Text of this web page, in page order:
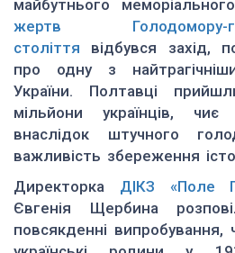
майбутнього
жертв
століття відбувся захід,
про одну з
України. Полтавці
мільйони українців,
внаслідок штучного
важливість збереження
Директорка ДІКЗ «Поле
Євгенія Щербина
повсякденні випробування,